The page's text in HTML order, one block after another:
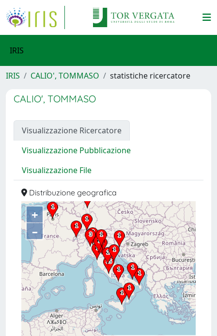
IRIS
IRIS CALIO', TOMMASO statistiche ricercatore
CALIO', TOMMASO
Visualizzazione Ricercatore
Visualizzazione Pubblicazione
Visualizzazione File
Distribuzione geografica
+
–